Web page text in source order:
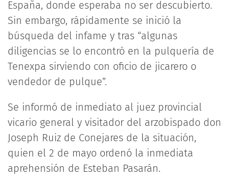
España, donde esperaba no ser descubierto.
Sin embargo, rápidamente se inició la
búsqueda del infame y tras “algunas
diligencias se lo encontró en la pulquería de
Tenexpa sirviendo con oficio de jicarero o
vendedor de pulque”.
Se informó de inmediato al juez provincial
vicario general y visitador del arzobispado don
Joseph Ruiz de Conejares de la situación,
quien el 2 de mayo ordenó la inmediata
aprehensión de Esteban Pasarán.